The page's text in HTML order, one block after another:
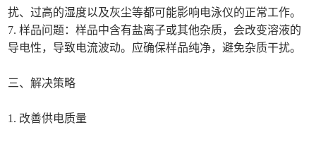
扰、过高的湿度以及灰尘等都可能影响电泳仪的正常工作。
7. 样品问题：样品中含有盐离子或其他杂质，会改变溶液的
导电性，导致电流波动。应确保样品纯净，避免杂质干扰。
三、解决策略
1. 改善供电质量